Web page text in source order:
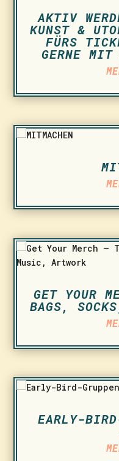
AKTIV
KUNST &
FÜRS
GERNE
GET YOUR
BAGS,
EARLY-